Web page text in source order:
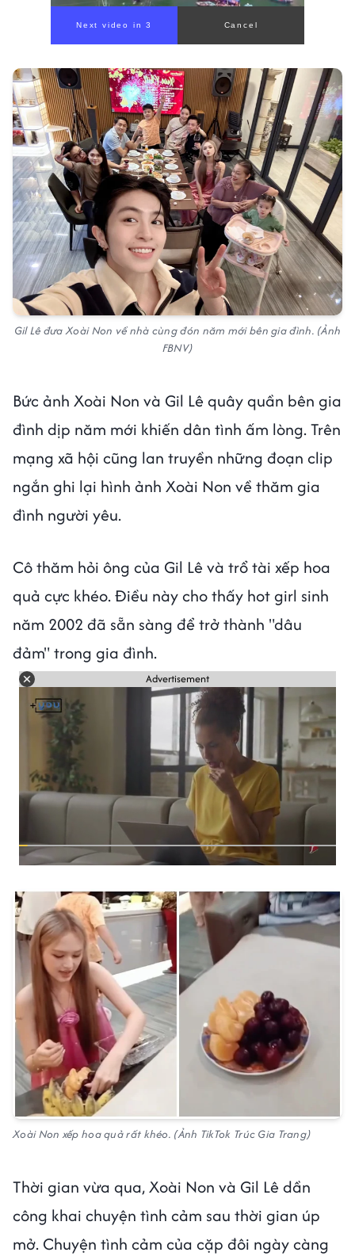
Next video in 1 Cancel
Gil Lê đưa Xoài Non về nhà cùng đón năm mới bên gia đình. (Ảnh
FBNV)
Bức ảnh Xoài Non và Gil Lê quây quần bên gia
đình dịp năm mới khiến dân tình ấm lòng. Trên
mạng xã hội cũng lan truyền những đoạn clip
ngắn ghi lại hình ảnh Xoài Non về thăm gia
đình người yêu.
Cô thăm hỏi ông của Gil Lê và trổ tài xếp hoa
quả cực khéo. Điều này cho thấy hot girl sinh
năm 2002 đã sẵn sàng để trở thành "dâu
đảm" trong gia đình.
Advertisement
Xoài Non xếp hoa quả rất khéo. (Ảnh TikTok Trúc Gia Trang)
Thời gian vừa qua, Xoài Non và Gil Lê dần
công khai chuyện tình cảm sau thời gian úp
mở. Chuyện tình cảm của cặp đôi ngày càng